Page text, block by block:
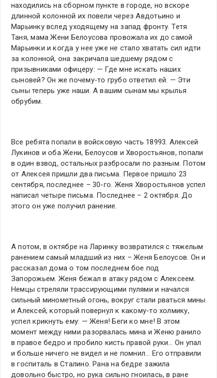
находились на сборном пункте в городе, но вскоре
длинной колонной их повели через Авдотьино и
Марьинку вслед уходящему на запад фронту. Тетя
Таня, мама Жени Белоусова провожала их до самой
Марьинки и когда у нее уже не стало хватать сил идти
за колонной, она закричала шедшему рядом с
призывниками офицеру: — Где мне искать наших
сыновей? Он же почему-то грубо ответил ей: — Эти
сыны теперь уже наши. А вашим сынам мы крылья
обрубим.
Все ребята попали в войсковую часть 18993. Алексей
Лукинов и оба Жени, Белоусов и Хворостьянов, попали
в один взвод, остальных разбросали по разным. Потом
от Алексея пришли два письма. Первое пришло 23
сентября, последнее – 30-го. Женя Хворостьянов успел
написал четыре письма. Последнее – 2 октября. До
этого он уже получил ранение.
А потом, в октябре на Ларинку возвратился с тяжелым
ранением самый младший из них – Женя Белоусов. Он и
рассказал дома о том последнем бое под
Запорожьем. Женя бежал в атаку рядом с Алексеем.
Немцы стреляли трассирующими пулями и начался
сильный минометный огонь, вокруг стали рваться мины
и Алексей, который повернул к какому-то холмику,
успел крикнуть ему: — Женя! Беги ко мне! В этом
момент между ними разорвалась мина и Женю ранило
в правое бедро и пробило кисть правой руки… Он упал
и больше ничего не видел и не помнил… Его отправили
в госпиталь в Сталино. Рана на бедре зажила
довольно быстро, но рука сильно гноилась, в ране